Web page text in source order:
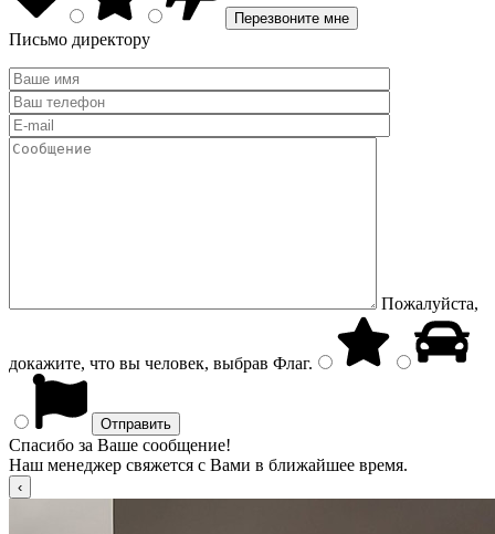
Письмо директору
Пожалуйста,
докажите, что вы человек, выбрав Флаг.
Спасибо за Ваше сообщение!
Наш менеджер свяжется с Вами в ближайшее время.